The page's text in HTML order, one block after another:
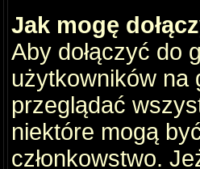
Jak mogę
Aby dołączyć do
użytkowników na
przeglądać
niektóre mogą
członkowstwo.